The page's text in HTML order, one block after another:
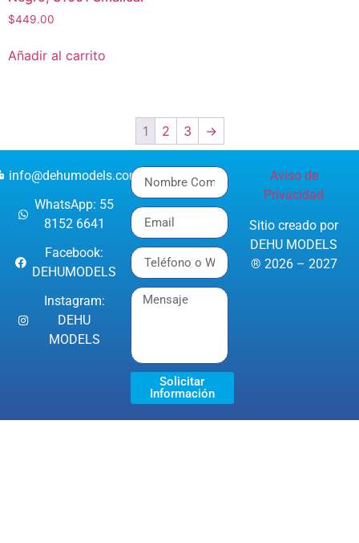
$449.00
Añadir al carrito
1 2 3 →
info@dehumodels.com
WhatsApp: 55
8152 6641
Facebook:
DEHUMODELS
Instagram:
DEHU
MODELS
Solicitar
Información
Aviso de
Privacidad
Sitio creado por
DEHU MODELS
® 2026 – 2027